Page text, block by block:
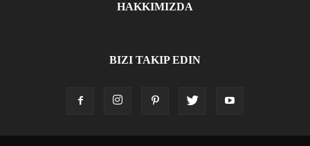
HAKKIMIZDA
BIZI TAKIP EDIN